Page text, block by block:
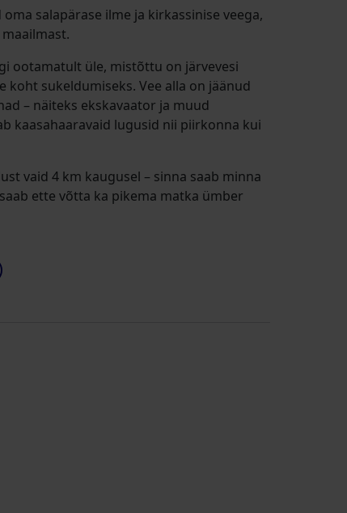
salapärase ilme ja kirkassinise veega,
ootamatult üle, mistõttu on järvevesi
sukeldumiseks. Vee alla on jäänud
– näiteks ekskavaator ja muud
kaasahaaravaid lugusid nii piirkonna kui
vaid 4 km kaugusel – sinna saab minna
ette võtta ka pikema matka ümber